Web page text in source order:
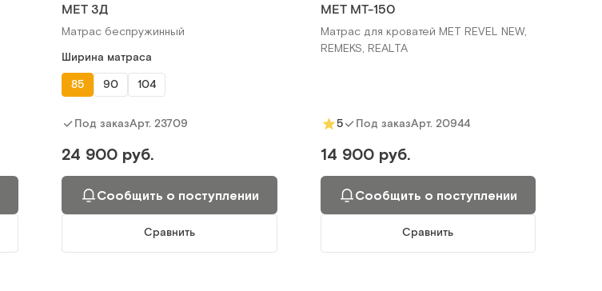
MET 3Д
Матрас беспружинный
Ширина матраса
85
90 104
Под заказАрт.23709
24 900 руб.
Сообщить о поступлении
Сравнить
МЕТ МТ-150
Матрас для кроватей MET REVEL NEW,
REMEKS, REALTA
5 Под заказАрт. 20944
14 900 руб.
Сообщить о поступлении
Сравнить